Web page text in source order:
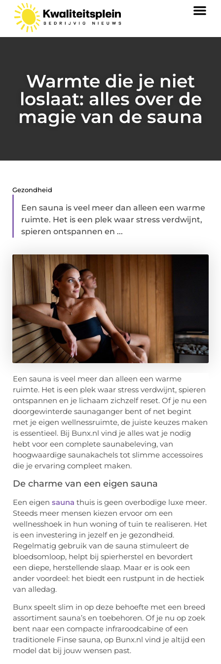
Warmte die je niet
loslaat: alles over de
magie van de sauna
Gezondheid
Een sauna is veel meer dan alleen een warme
ruimte. Het is een plek waar stress verdwijnt,
spieren ontspannen en ...
Een sauna is veel meer dan alleen een warme
ruimte. Het is een plek waar stress verdwijnt, spieren
ontspannen en je lichaam zichzelf reset. Of je nu een
doorgewinterde saunaganger bent of net begint
met je eigen wellnessruimte, de juiste keuzes maken
is essentieel. Bij Bunx.nl vind je alles wat je nodig
hebt voor een complete saunabeleving, van
hoogwaardige saunakachels tot slimme accessoires
die je ervaring compleet maken.
De charme van een eigen sauna
Een eigen sauna thuis is geen overbodige luxe meer.
Steeds meer mensen kiezen ervoor om een
wellnesshoek in hun woning of tuin te realiseren. Het
is een investering in jezelf en je gezondheid.
Regelmatig gebruik van de sauna stimuleert de
bloedsomloop, helpt bij spierherstel en bevordert
een diepe, herstellende slaap. Maar er is ook een
ander voordeel: het biedt een rustpunt in de hectiek
van alledag.
Bunx speelt slim in op deze behoefte met een breed
assortiment sauna’s en toebehoren. Of je nu op zoek
bent naar een compacte infraroodcabine of een
traditionele Finse sauna, op Bunx.nl vind je altijd een
model dat bij jouw wensen past.